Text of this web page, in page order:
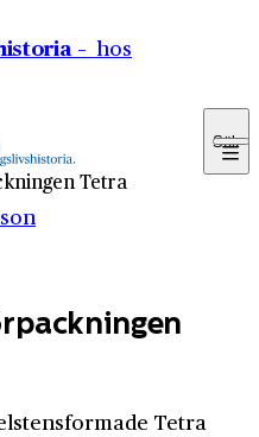
– hos
Sök
Tetra
Tetra